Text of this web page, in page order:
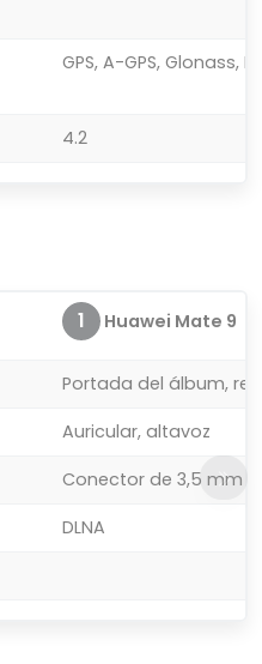
GPS, A-GPS, Glonass,
4.2
1 Huawei Mate 9
Portada del álbum,
Auricular, altavoz
Conector de 3,5 mm
DLNA